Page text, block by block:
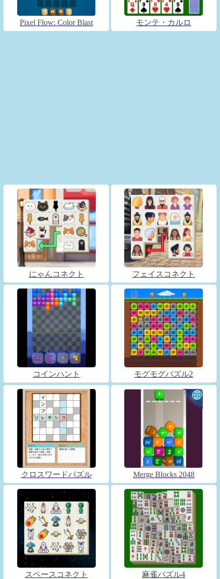
Pixel Flow: Color Blast モンテ・カルロ
にゃんコネクト フェイスコネクト
コインハント モグモグパズル2
クロスワードパズル Merge Blocks 2048
スペースコネクト 麻雀パズル4